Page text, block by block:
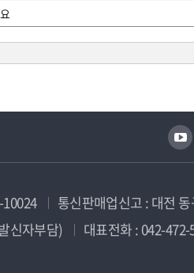
통신판매업신고 : 대전
신자부담)
대표전화 : 042-472-